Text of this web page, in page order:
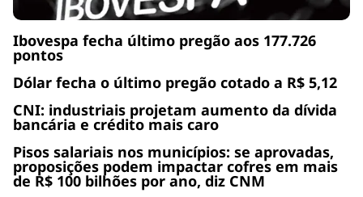
Ibovespa fecha último pregão aos 177.726
pontos
Dólar fecha o último pregão cotado a R$ 5,12
CNI: industriais projetam aumento da dívida
bancária e crédito mais caro
Pisos salariais nos municípios: se aprovadas,
proposições podem impactar cofres em mais
de R$ 100 bilhões por ano, diz CNM